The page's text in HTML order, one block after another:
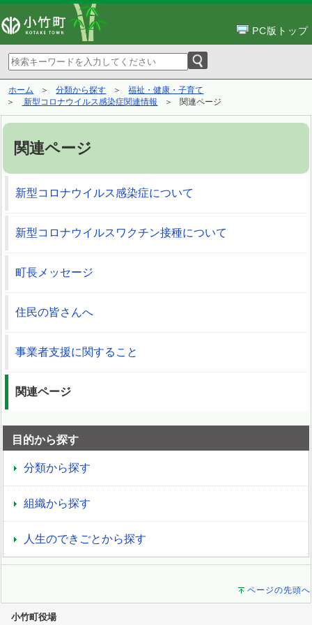
PC版トップ
ホーム 分類から探す
福祉・健康・子育て
新型コロナウイルス感染症関連情報
関連ページ
関連ページ
新型コロナウイルス感染症について
新型コロナウイルスワクチン接種について
町長メッセージ
住民の皆さんへ
事業者支援に関すること
関連ページ
目的から探す
分類から探す
組織から探す
人生のできごとから探す
ページの先頭へ
小竹町役場